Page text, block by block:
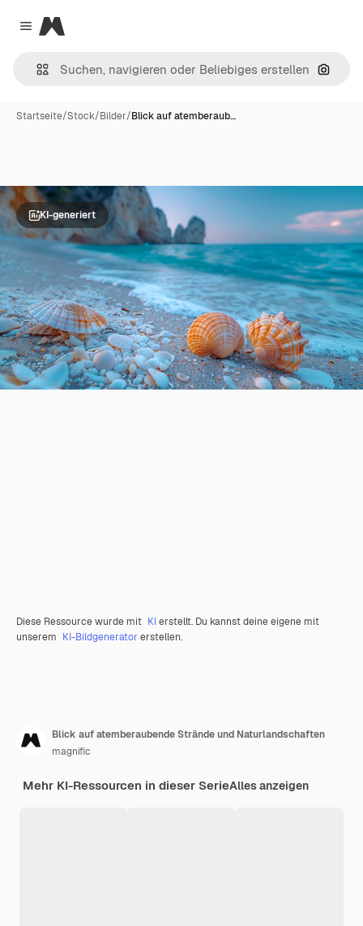
Close menu
Magnific
Nach
Startseite/Stock/Bilder/Blick auf atemberaub…
KI-generiert
Diese Ressource wurde mit KIerstellt. Du kannst deine eigene mit
unserem KI-Bildgenerator erstellen.
Blick auf atemberaubende Strände und Naturlandschaften
magnific
Mehr KI-Ressourcen in dieser SerieAlles anzeigen